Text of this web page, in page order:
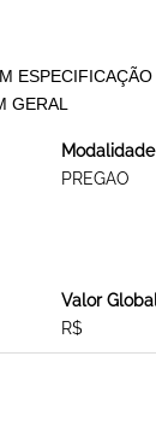
GERAL
PREGAO
Valor
R$